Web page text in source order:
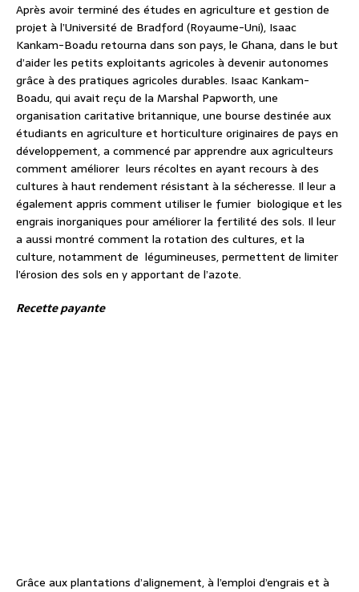
Après avoir terminé des études en agriculture et gestion de
projet à l’Université de Bradford (Royaume-Uni), Isaac
Kankam-Boadu retourna dans son pays, le Ghana, dans le but
d’aider les petits exploitants agricoles à devenir autonomes
grâce à des pratiques agricoles durables. Isaac Kankam-
Boadu, qui avait reçu de la Marshal Papworth, une
organisation caritative britannique, une bourse destinée aux
étudiants en agriculture et horticulture originaires de pays en
développement, a commencé par apprendre aux agriculteurs
comment améliorer leurs récoltes en ayant recours à des
cultures à haut rendement résistant à la sécheresse. Il leur a
également appris comment utiliser le fumier biologique et les
engrais inorganiques pour améliorer la fertilité des sols. Il leur
a aussi montré comment la rotation des cultures, et la
culture, notamment de légumineuses, permettent de limiter
l’érosion des sols en y apportant de l’azote.
Recette payante
Grâce aux plantations d’alignement, à l’emploi d’engrais et à